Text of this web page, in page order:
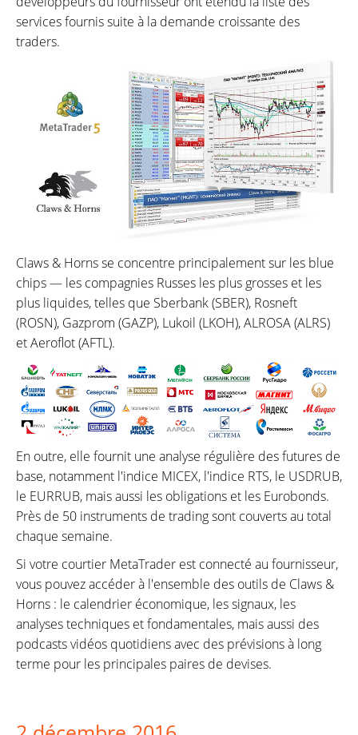
services fournis suite à la demande croissante des
traders.
Claws & Horns se concentre principalement sur les blue
chips — les compagnies Russes les plus grosses et les
plus liquides, telles que Sberbank (SBER), Rosneft
(ROSN), Gazprom (GAZP), Lukoil (LKOH), ALROSA (ALRS)
et Aeroflot (AFTL).
En outre, elle fournit une analyse régulière des futures de
base, notamment l'indice MICEX, l'indice RTS, le USDRUB,
le EURRUB, mais aussi les obligations et les Eurobonds.
Près de 50 instruments de trading sont couverts au total
chaque semaine.
Si votre courtier MetaTrader est connecté au fournisseur,
vous pouvez accéder à l'ensemble des outils de Claws &
Horns : le calendrier économique, les signaux, les
analyses techniques et fondamentales, mais aussi des
podcasts vidéos quotidiens avec des prévisions à long
terme pour les principales paires de devises.